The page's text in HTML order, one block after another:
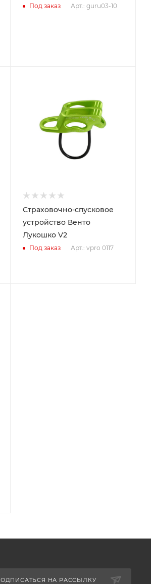
Под заказ Арт.: guru03-10
Страховочно-спусковое
устройство Венто
Лукошко V2
Под заказ Арт.: vpro 0117
НА РАССЫЛКУ